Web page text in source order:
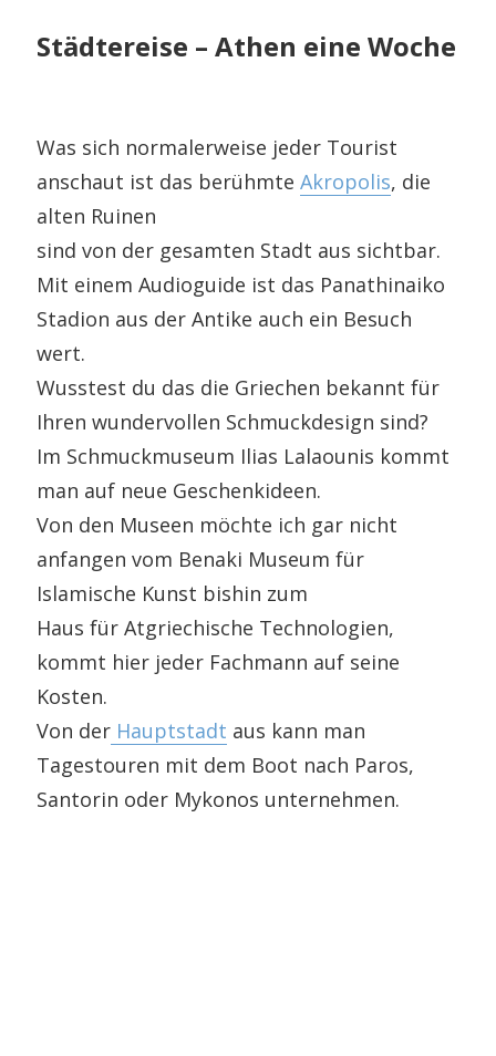
Städtereise – Athen eine Woche
Was sich normalerweise jeder Tourist
anschaut ist das berühmteAkropolis, die
alten Ruinen
sind von der gesamten Stadt aus sichtbar.
Mit einem Audioguide ist das Panathinaiko
Stadion aus der Antike auch ein Besuch
wert.
Wusstest du das die Griechen bekannt für
Ihren wundervollen Schmuckdesign sind?
Im Schmuckmuseum Ilias Lalaounis kommt
man auf neue Geschenkideen.
Von den Museen möchte ich gar nicht
anfangen vom Benaki Museum für
Islamische Kunst bishin zum
Haus für Atgriechische Technologien,
kommt hier jeder Fachmann auf seine
Kosten.
Von der Hauptstadt aus kann man
Tagestouren mit dem Boot nach Paros,
Santorin oder Mykonos unternehmen.